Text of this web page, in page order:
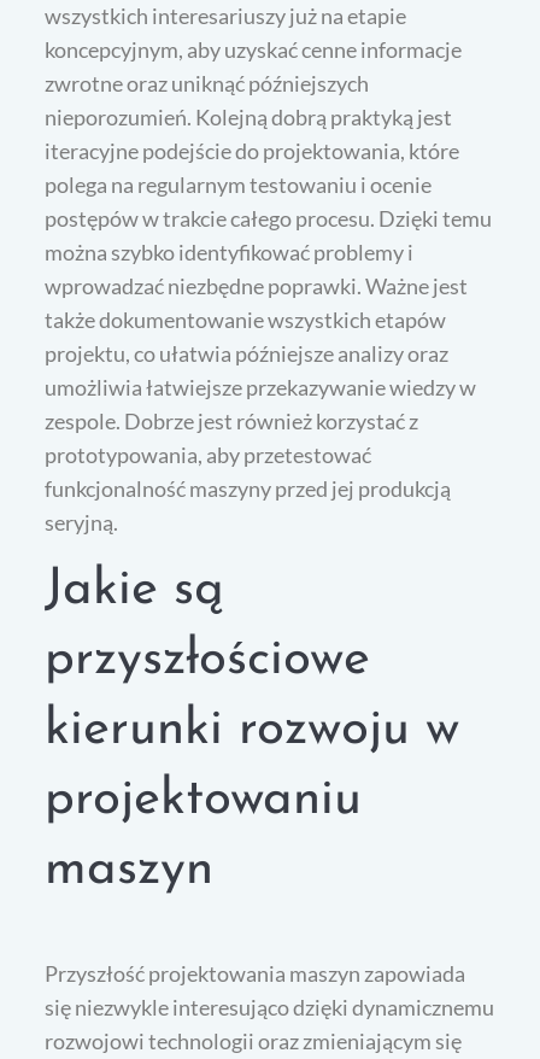
wszystkich interesariuszy już na etapie
koncepcyjnym, aby uzyskać cenne informacje
zwrotne oraz uniknąć późniejszych
nieporozumień. Kolejną dobrą praktyką jest
iteracyjne podejście do projektowania, które
polega na regularnym testowaniu i ocenie
postępów w trakcie całego procesu. Dzięki temu
można szybko identyfikować problemy i
wprowadzać niezbędne poprawki. Ważne jest
także dokumentowanie wszystkich etapów
projektu, co ułatwia późniejsze analizy oraz
umożliwia łatwiejsze przekazywanie wiedzy w
zespole. Dobrze jest również korzystać z
prototypowania, aby przetestować
funkcjonalność maszyny przed jej produkcją
seryjną.
Jakie są
przyszłościowe
kierunki rozwoju w
projektowaniu
maszyn
Przyszłość projektowania maszyn zapowiada
się niezwykle interesująco dzięki dynamicznemu
rozwojowi technologii oraz zmieniającym się